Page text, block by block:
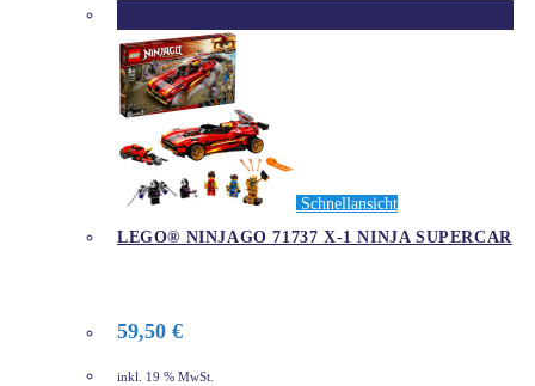
Schnellansicht
LEGO® NINJAGO 71737 X-1 NINJA SUPERCAR
59,50 €
inkl. 19 % MwSt.